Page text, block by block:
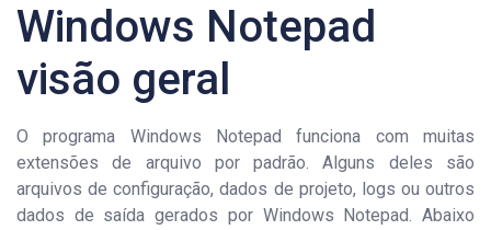
Windows Notepad
visão geral
O programa Windows Notepad funciona com muitas
extensões de arquivo por padrão. Alguns deles são
arquivos de configuração, dados de projeto, logs ou outros
dados de saída gerados por Windows Notepad. Abaixo